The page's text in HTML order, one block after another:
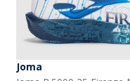
Joma